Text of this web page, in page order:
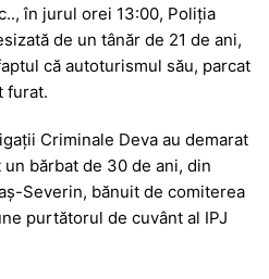
în jurul orei 13:00, Poliția
de un tânăr de 21 de ani,
că autoturismul său, parcat
furat.
Criminale Deva au demarat
bărbat de 30 de ani, din
Severin, bănuit de comiterea
purtătorul de cuvânt al IPJ